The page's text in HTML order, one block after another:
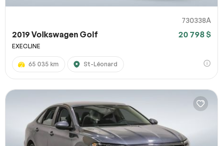
730338A
2019 Volkswagen Golf 20 798 $
EXECLINE
65 035 km St-Léonard